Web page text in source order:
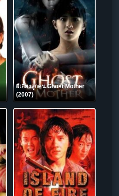
ผีเลี้ยงลูกคน Ghost Mother
(2007)